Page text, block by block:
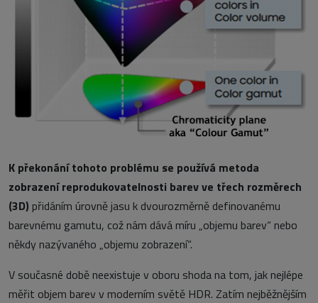
K překonání tohoto problému se používá metoda
zobrazení reprodukovatelnosti barev ve třech rozměrech
(3D) přidáním úrovně jasu k dvourozměrně definovanému
barevnému gamutu, což nám dává míru „objemu barev“ nebo
někdy nazývaného „objemu zobrazení“.
V současné době neexistuje v oboru shoda na tom, jak nejlépe
měřit objem barev v moderním světě HDR. Zatím nejběžnějším